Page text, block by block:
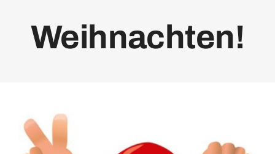
Weihnachten!